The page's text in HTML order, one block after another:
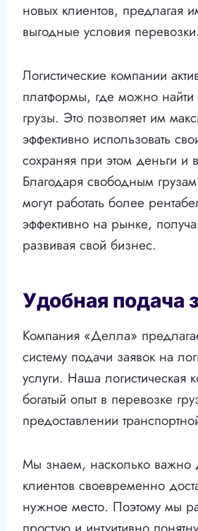
новых клиентов, предлагая
выгодные условия перевозки.
Логистические компании
платформы, где можно
грузы. Это позволяет им
эффективно использовать
сохраняя при этом деньги и
Благодаря свободным
могут работать более
эффективно на рынке,
развивая свой бизнес.
Удобная подача
Компания «Делла»
систему подачи заявок на
услуги. Наша логистическая
богатый опыт в перевозке
предоставлении
Мы знаем, насколько важно
клиентов своевременно
нужное место. Поэтому мы